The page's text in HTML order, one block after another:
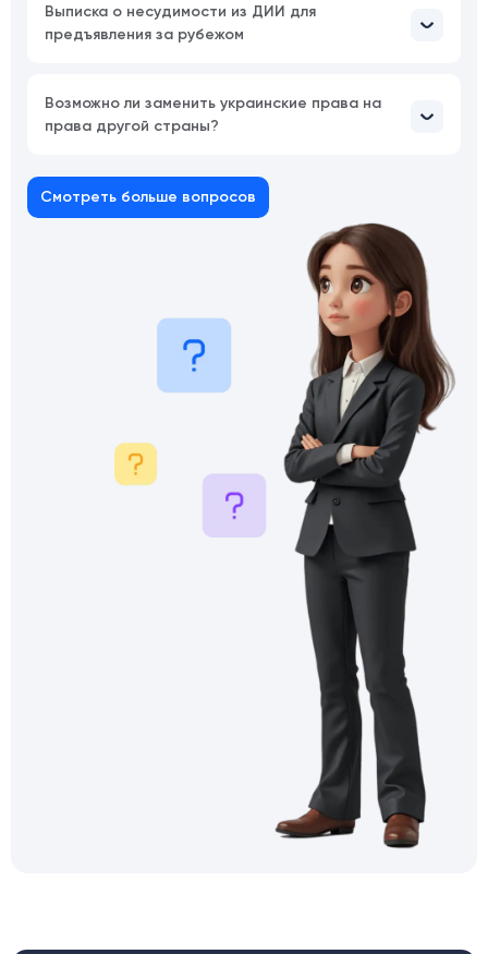
Выписка о несудимости из ДИИ для
предъявления за рубежом
Возможно ли заменить украинские права на
права другой страны?
Смотреть больше вопросов